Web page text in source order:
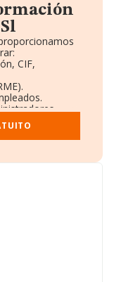
CIF,
otras empresas.